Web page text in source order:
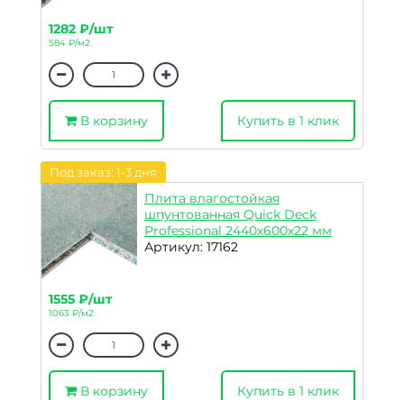
1282 ₽/шт
584 ₽/м2
В корзину Купить в 1 клик
Под заказ: 1-3 дня
Плита влагостойкая
шпунтованная Quick Deck
Professional 2440х600х22 мм
Артикул: 17162
1555 ₽/шт
1063 ₽/м2
В корзину Купить в 1 клик